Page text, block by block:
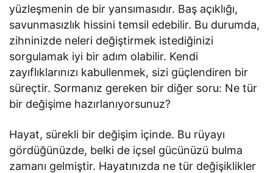
yüzleşmenin de bir yansımasıdır. Baş açıklığı,
savunmasızlık hissini temsil edebilir. Bu durumda,
zihninizde neleri değiştirmek istediğinizi
sorgulamak iyi bir adım olabilir. Kendi
zayıflıklarınızı kabullenmek, sizi güçlendiren bir
süreçtir. Sormanız gereken bir diğer soru: Ne tür
bir değişime hazırlanıyorsunuz?
Hayat, sürekli bir değişim içinde. Bu rüyayı
gördüğünüzde, belki de içsel gücünüzü bulma
zamanı gelmiştir. Hayatınızda ne tür değişiklikler